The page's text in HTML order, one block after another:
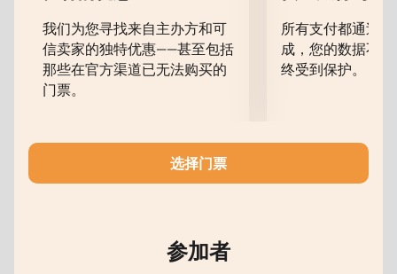
我们为您寻找来自主办方和可
信卖家的独特优惠——甚至包括
那些在官方渠道已无法购买的
门票。
所有支付都通过
成，您的数据不
终受到保护。
选择门票
参加者